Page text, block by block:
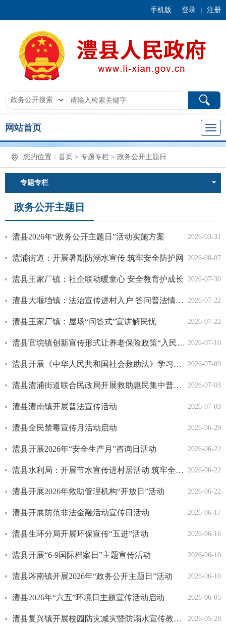
手机版 登录 注册
网站首页
您的位置： 首页 > 专题专栏 > 政务公开主题日
专题专栏
政务公开主题日
2026-03-31
澧县2026年“政务公开主题日”活动实施方案
2026-08-07
澧浦街道：开展暑期防溺水宣传 筑牢安全防护网
2026-07-30
澧县王家厂镇：社企联动暖童心 安全教育护成长
2026-07-22
澧县大堰垱镇：法治宣传进村入户 答问普法情暖人心
2026-07-22
澧县王家厂镇：屋场“问答式”宣讲解民忧
2026-07-10
澧县官垸镇创新宣传形式让养老保险政策“入民心”
2026-07-09
澧县开展《中华人民共和国社会救助法》学习宣传活动
2026-07-03
澧县澧浦街道联合民政局开展救助惠民集中普法宣传活动
2026-07-03
澧县澧南镇开展普法宣传活动
2026-06-29
澧县全民禁毒宣传月活动启动
2026-06-22
澧县开展2026年“安全生产月”咨询日活动
2026-06-22
澧县水利局：开展节水宣传进村居活动 筑牢全民节水意识
2026-06-22
澧县开展2026年救助管理机构“开放日”活动
2026-06-17
澧县开展防范非法金融活动宣传日活动
2026-06-16
澧县生环分局开展环保宣传“五进”活动
2026-06-10
澧县开展“6·9国际档案日”主题宣传活动
2026-06-10
澧县涔南镇开展2026年“政务公开主题日”活动
2026-06-05
澧县2026年“六五”环境日主题宣传活动启动
2026-05-28
澧县复兴镇开展校园防灾减灾暨防溺水宣传教育活动